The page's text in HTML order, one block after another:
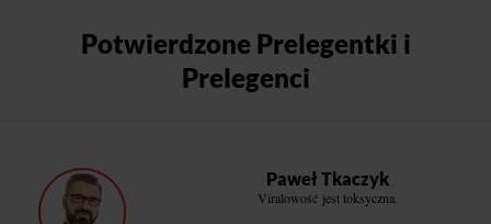
Potwierdzone Prelegentki i
Prelegenci
Paweł Tkaczyk
Viralowość jest toksyczna.